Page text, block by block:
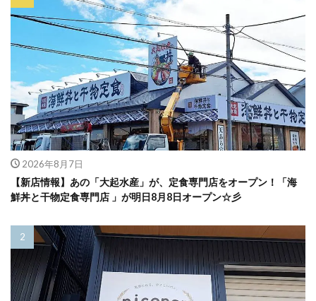
2026年8月7日
【新店情報】あの「大起水産」が、定食専門店をオープン！「海
鮮丼と干物定食専門店 」が明日8月8日オープン☆彡